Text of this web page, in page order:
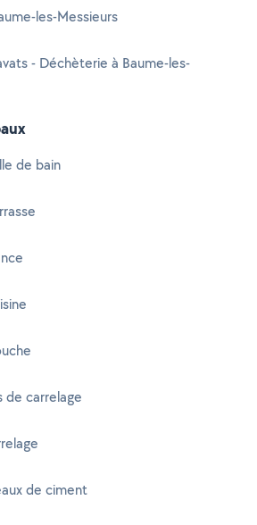
les-Messieurs
- Déchèterie à Baume-les-
de bain
de carrelage
de ciment